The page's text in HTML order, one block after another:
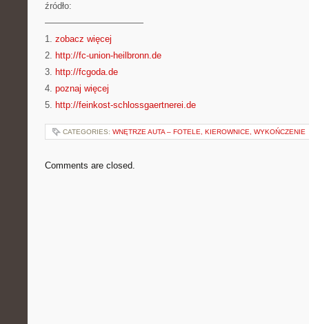
źródło:
———————————
1. zobacz więcej
2. http://fc-union-heilbronn.de
3. http://fcgoda.de
4. poznaj więcej
5. http://feinkost-schlossgaertnerei.de
CATEGORIES: WNĘTRZE AUTA – FOTELE, KIEROWNICE, WYKOŃCZENIE
Comments are closed.